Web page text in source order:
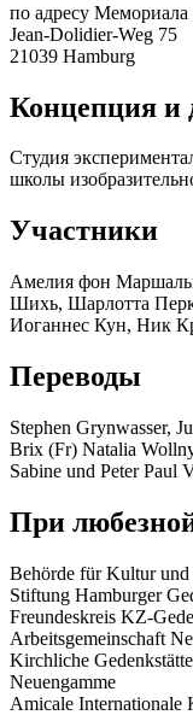
по адресу
Jean-Dolidier-Weg 75
21039 Hamburg
Концепция и
Студия
школы
Участники
Амелия фон
Шихь, Шарлотта
Иоганнес Кун, Ник
Переводы
Stephen Grynwasser,
Brix (Fr) Natalia
Sabine und Peter Paul
При
Behörde für Kultur
Stiftung Hamburger
Freundeskreis
Arbeitsgemeinschaft
Kirchliche
Neuengamme
Amicale Internationale